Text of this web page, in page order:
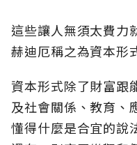
這些讓人無須太費力
赫迪厄稱之為資本形
資本形式除了財富跟
及社會關係、教育、
懂得什麼是合宜的說